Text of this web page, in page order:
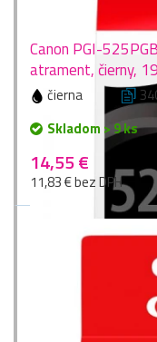
Canon PGI-
atrament, čierny,
čierna
Skladom > 9 ks
14,55 €
11,83 € bez DPH